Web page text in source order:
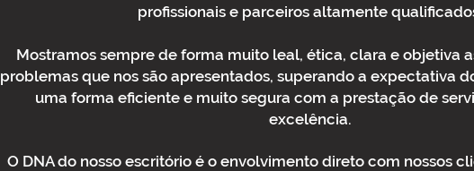
profissionais e parceiros altamente
Mostramos sempre de forma muito leal, ética, clara e objetiva
problemas que nos são apresentados, superando a expectativa
uma forma eficiente e muito segura com a prestação de
excelência.
O DNA do nosso escritório é o envolvimento direto com nossos